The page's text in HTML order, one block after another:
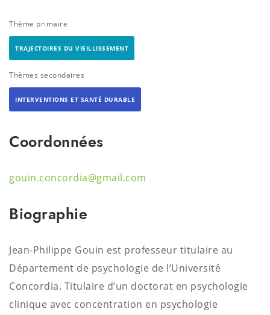
Thème primaire
TRAJECTOIRES DU VIEILLISSEMENT
Thèmes secondaires
INTERVENTIONS ET SANTÉ DURABLE
Coordonnées
gouin.concordia@gmail.com
Biographie
Jean-Philippe Gouin est professeur titulaire au
Département de psychologie de l’Université
Concordia. Titulaire d’un doctorat en psychologie
clinique avec concentration en psychologie